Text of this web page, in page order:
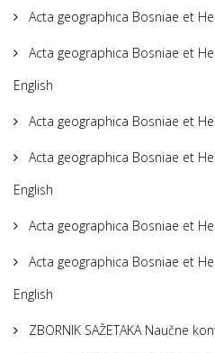
Acta geographica Bosniae et
Acta geographica Bosniae et
English
Acta geographica Bosniae et
Acta geographica Bosniae et
English
Acta geographica Bosniae et
Acta geographica Bosniae et
English
ZBORNIK SAŽETAKA Naučne